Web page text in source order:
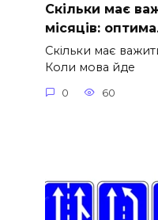
Скільки має
місяців:
Скільки має
Коли мова йде
0 60